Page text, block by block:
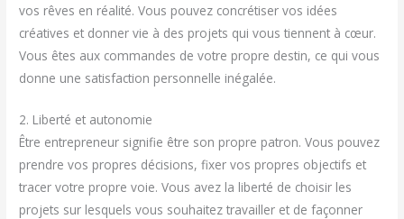
vos rêves en réalité. Vous pouvez concrétiser vos idées
créatives et donner vie à des projets qui vous tiennent à cœur.
Vous êtes aux commandes de votre propre destin, ce qui vous
donne une satisfaction personnelle inégalée.
2. Liberté et autonomie
Être entrepreneur signifie être son propre patron. Vous pouvez
prendre vos propres décisions, fixer vos propres objectifs et
tracer votre propre voie. Vous avez la liberté de choisir les
projets sur lesquels vous souhaitez travailler et de façonner